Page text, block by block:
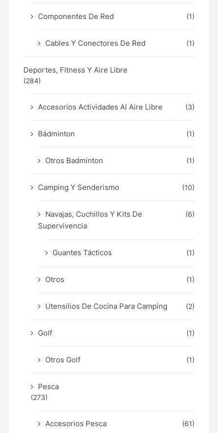
Componentes De Red (1)
Cables Y Conectores De Red (1)
Deportes, Fitness Y Aire Libre
(284)
Accesorios Actividades Al Aire Libre (3)
Bádminton (1)
Otros Badminton (1)
Camping Y Senderismo (10)
Navajas, Cuchillos Y Kits De
Supervivencia
(6)
Guantes Tácticos (1)
Otros (1)
Utensilios De Cocina Para Camping (2)
Golf (1)
Otros Golf (1)
Pesca
(273)
Accesorios Pesca (61)